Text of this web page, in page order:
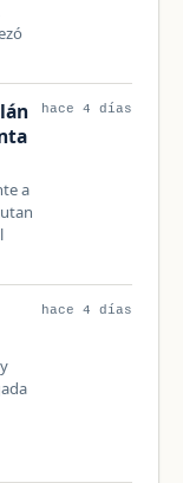
a
hace 4 días
hace 4 días